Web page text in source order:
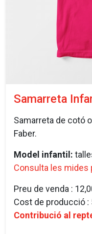
Samarreta
Samarreta de cotó
Faber.
Model infantil:
Consulta les mides
Preu de venda :
Cost de producció :
Contribució al